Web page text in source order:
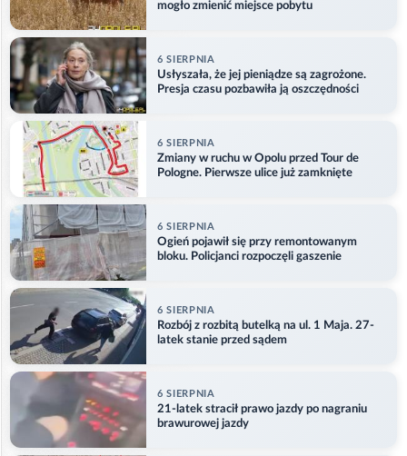
mogło zmienić miejsce pobytu
6 SIERPNIA
Usłyszała, że jej pieniądze są zagrożone.
Presja czasu pozbawiła ją oszczędności
6 SIERPNIA
Zmiany w ruchu w Opolu przed Tour de
Pologne. Pierwsze ulice już zamknięte
6 SIERPNIA
Ogień pojawił się przy remontowanym
bloku. Policjanci rozpoczęli gaszenie
6 SIERPNIA
Rozbój z rozbitą butelką na ul. 1 Maja. 27-
latek stanie przed sądem
6 SIERPNIA
21-latek stracił prawo jazdy po nagraniu
brawurowej jazdy